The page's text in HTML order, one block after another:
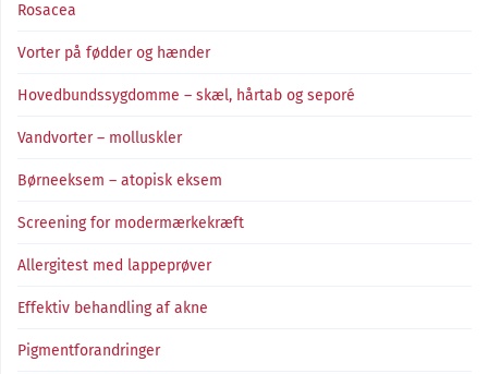
Rosacea
Vorter på fødder og hænder
Hovedbundssygdomme – skæl, hårtab og seporé
Vandvorter – molluskler
Børneeksem – atopisk eksem
Screening for modermærkekræft
Allergitest med lappeprøver
Effektiv behandling af akne
Pigmentforandringer